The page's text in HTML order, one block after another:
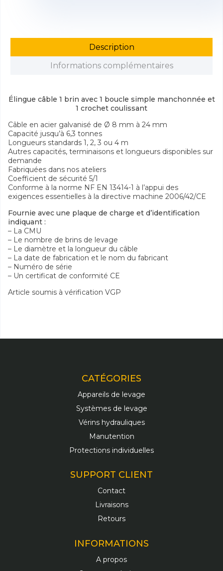
Description
Informations complémentaires
Élingue câble 1 brin avec 1 boucle simple manchonnée et
1 crochet coulissant
Câble en acier galvanisé de Ø 8 mm à 24 mm
Capacité jusqu’à 6,3 tonnes
Longueurs standards 1, 2, 3 ou 4 m
Autres capacités, terminaisons et longueurs disponibles sur
demande
Fabriquées dans nos ateliers
Coefficient de sécurité 5/1
Conforme à la norme NF EN 13414-1 à l’appui des
exigences essentielles à la directive machine 2006/42/CE
Fournie avec une plaque de charge et d’identification
indiquant :
– La CMU
– Le nombre de brins de levage
– Le diamètre et la longueur du câble
– La date de fabrication et le nom du fabricant
– Numéro de série
– Un certificat de conformité CE
Article soumis à vérification VGP
CATÉGORIES
Appareils de levage
Systèmes de levage
Vérins hydrauliques
Manutention
Protections individuelles
SUPPORT CLIENT
Contact
Livraisons
Retours
INFORMATIONS
A propos